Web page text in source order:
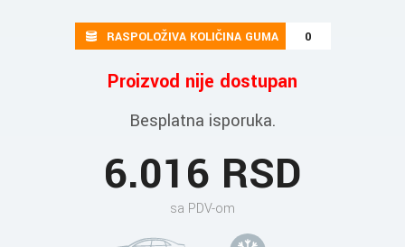
RASPOLOŽIVA KOLIČINA GUMA 0
Proizvod nije dostupan
Besplatna isporuka.
6.016 RSD
sa PDV-om